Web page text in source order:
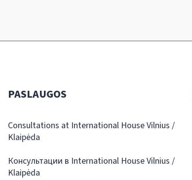
PASLAUGOS
Consultations at International House Vilnius /
Klaipėda
Консультации в International House Vilnius /
Klaipėda